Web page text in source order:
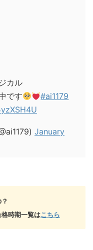
カル
です
#ai1179
January
時期一覧はこちら